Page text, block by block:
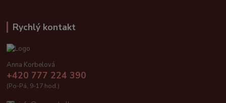
Rychlý kontakt
Anna Korbelová
+420 777 224 390
(Po-Pá, 9-17 hod.)